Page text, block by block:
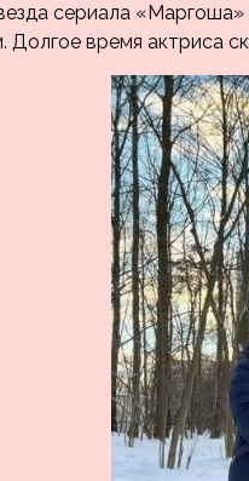
сериала
Долгое время актриса